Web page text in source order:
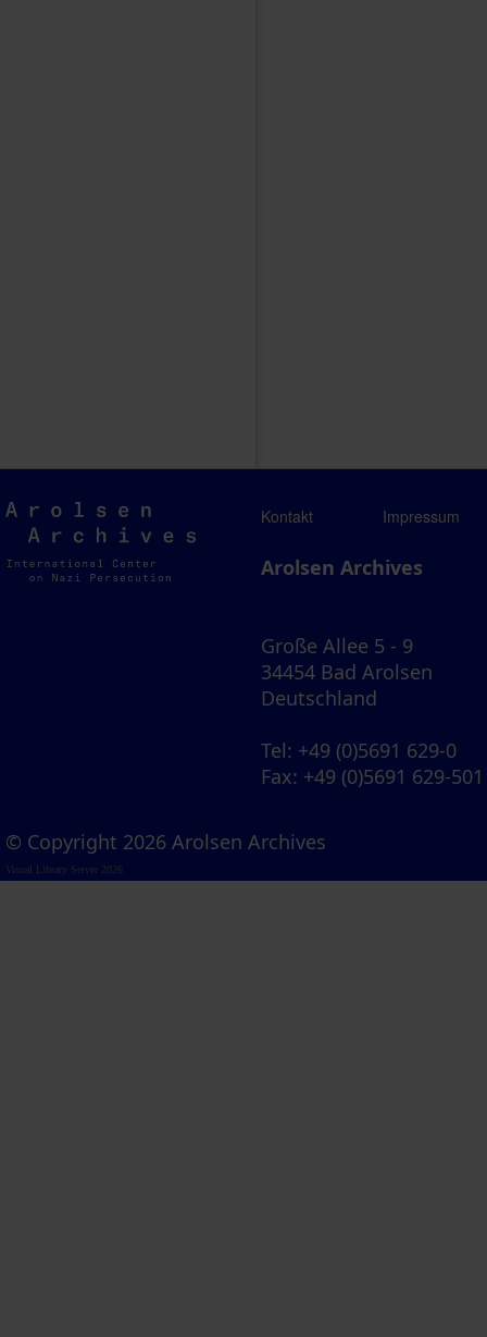
Arolsen
Archives
Kontakt Impressum
Arolsen Archives
Große Allee 5 - 9
34454 Bad Arolsen
Deutschland
Tel: +49 (0)5691 629-0
Fax: +49 (0)5691 629-501
© Copyright 2026 Arolsen Archives
Visual Library Server 2026